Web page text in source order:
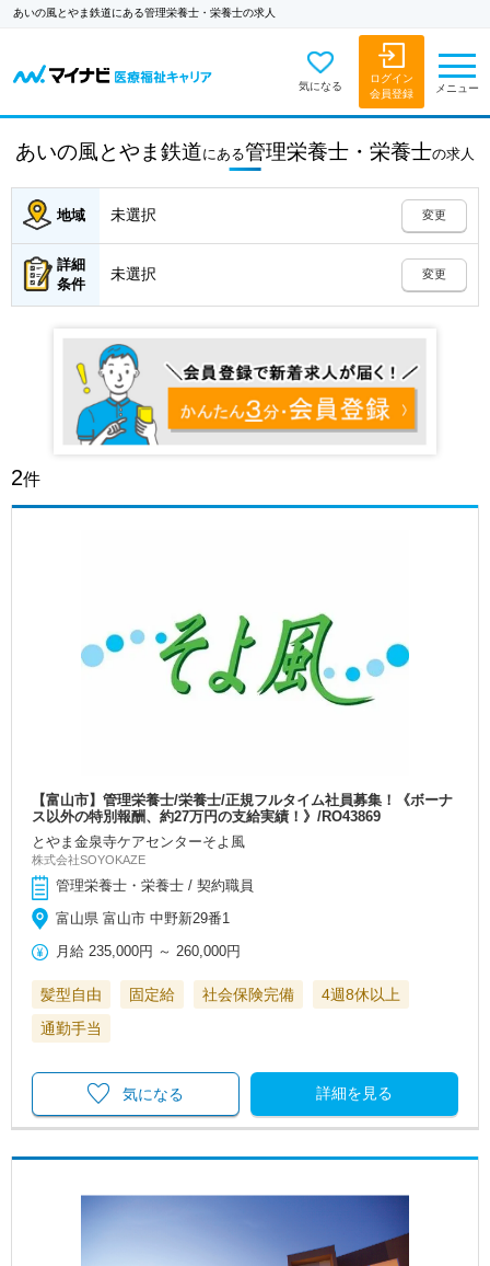
あいの風とやま鉄道にある管理栄養士・栄養士の求人
気になる
ログイン
会員登録
メニュー
あいの風とやま鉄道にある管理栄養士・栄養士の求人
地域 未選択 変更
詳細
条件
未選択 変更
2件
【富山市】管理栄養士/栄養士/正規フルタイム社員募集！《ボーナ
ス以外の特別報酬、約27万円の支給実績！》/RO43869
とやま金泉寺ケアセンターそよ風
株式会社SOYOKAZE
管理栄養士・栄養士 / 契約職員
富山県 富山市 中野新29番1
月給 235,000円 ～ 260,000円
髪型自由 固定給 社会保険完備
4週8休以上
通勤手当
詳細を見る
気になる